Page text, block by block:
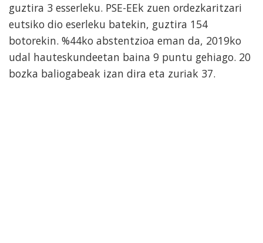
guztira 3 esserleku. PSE-EEk zuen ordezkaritzari
eutsiko dio eserleku batekin, guztira 154
botorekin. %44ko abstentzioa eman da, 2019ko
udal hauteskundeetan baina 9 puntu gehiago. 20
bozka baliogabeak izan dira eta zuriak 37.